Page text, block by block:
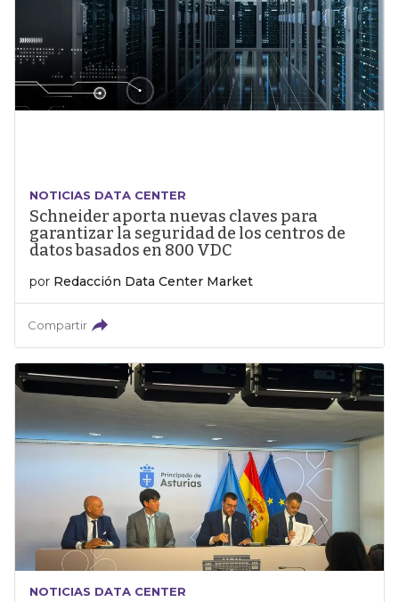
NOTICIAS DATA CENTER
Schneider aporta nuevas claves para
garantizar la seguridad de los centros de
datos basados en 800 VDC
por Redacción Data Center Market
Compartir
NOTICIAS DATA CENTER